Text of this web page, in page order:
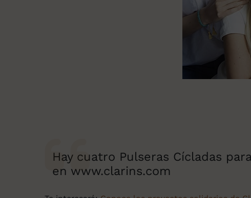
Hay cuatro Pulseras Cícladas
en www.clarins.com